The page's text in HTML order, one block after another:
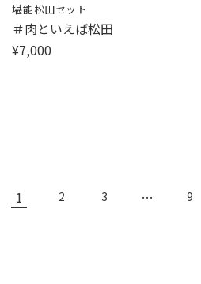
堪能松田セット
販
売
元:
＃肉といえば松田
¥7,000
1 2 3 … 9